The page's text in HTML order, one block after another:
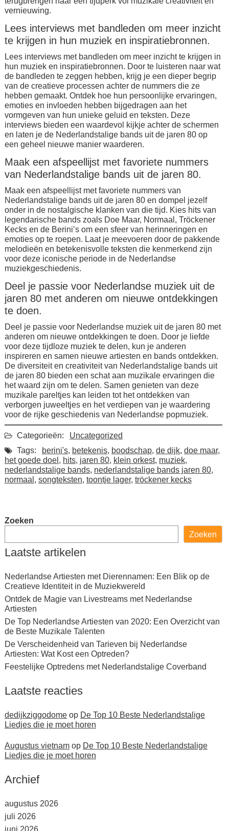
vernieuwing.
Lees interviews met bandleden om meer inzicht
te krijgen in hun muziek en inspiratiebronnen.
Lees interviews met bandleden om meer inzicht te krijgen in
hun muziek en inspiratiebronnen. Door te luisteren naar wat
de bandleden te zeggen hebben, krijg je een dieper begrip
van de creatieve processen achter de nummers die ze
hebben gemaakt. Ontdek hoe hun persoonlijke ervaringen,
emoties en invloeden hebben bijgedragen aan het
vormgeven van hun unieke geluid en teksten. Deze
interviews bieden een waardevol kijkje achter de schermen
en laten je de Nederlandstalige bands uit de jaren 80 op
een geheel nieuwe manier waarderen.
Maak een afspeellijst met favoriete nummers
van Nederlandstalige bands uit de jaren 80.
Maak een afspeellijst met favoriete nummers van
Nederlandstalige bands uit de jaren 80 en dompel jezelf
onder in de nostalgische klanken van die tijd. Kies hits van
legendarische bands zoals Doe Maar, Normaal, Tröckener
Kecks en de Berini’s om een sfeer van herinneringen en
emoties op te roepen. Laat je meevoeren door de pakkende
melodieën en betekenisvolle teksten die kenmerkend zijn
voor deze iconische periode in de Nederlandse
muziekgeschiedenis.
Deel je passie voor Nederlandse muziek uit de
jaren 80 met anderen om nieuwe ontdekkingen
te doen.
Deel je passie voor Nederlandse muziek uit de jaren 80 met
anderen om nieuwe ontdekkingen te doen. Door je liefde
voor deze tijdloze muziek te delen, kun je anderen
inspireren en samen nieuwe artiesten en bands ontdekken.
De diversiteit en creativiteit van Nederlandstalige bands uit
de jaren 80 bieden een schat aan muzikale ervaringen die
het waard zijn om te delen. Samen genieten van deze
muzikale pareltjes kan leiden tot het ontdekken van
verborgen juweeltjes en het verdiepen van je waardering
voor de rijke geschiedenis van Nederlandse popmuziek.
Categorieën:
Uncategorized
Tags:
berini's, betekenis, boodschap, de dijk, doe maar,
het goede doel , hits, jaren 80, klein orkest, muziek,
nederlandstalige bands, nederlandstalige bands jaren 80,
normaal , songteksten, toontje lager, tröckener kecks
Zoeken
Zoeken
Laatste artikelen
Nederlandse Artiesten met Dierennamen: Een Blik op de
Creatieve Identiteit in de Muziekwereld
Ontdek de Magie van Livestreams met Nederlandse
Artiesten
De Top Nederlandse Artiesten van 2020: Een Overzicht van
de Beste Muzikale Talenten
De Verscheidenheid van Tarieven bij Nederlandse
Artiesten: Wat Kost een Optreden?
Feestelijke Optredens met Nederlandstalige Coverband
Laatste reacties
dedijkziggodomeop De Top 10 Beste Nederlandstalige
Liedjes die je moet horen
Augustus vietnamop De Top 10 Beste Nederlandstalige
Liedjes die je moet horen
Archief
augustus 2026
juli 2026